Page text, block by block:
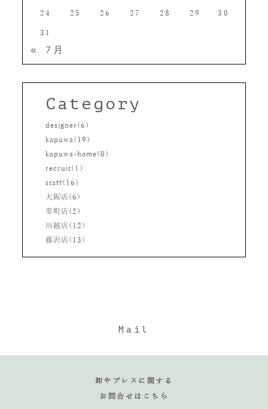
24 25 26 27 28 29 30
31
« 7月
Category
designer(6)
kapuwa(19)
kapuwa-home(0)
recruit(1)
staff(16)
大阪店(6)
室町店(2)
川越店(12)
藤沢店(13)
Mail
卸やプレスに関する
お問合せはこちら